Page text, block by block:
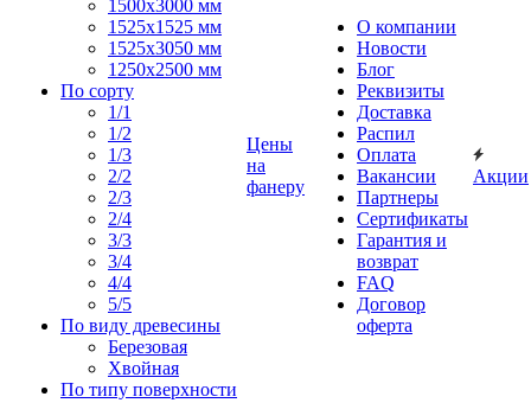
1500х3000 мм
1525x1525 мм
1525х3050 мм
1250х2500 мм
По сорту
1/1
1/2
1/3
2/2
2/3
2/4
3/3
3/4
4/4
5/5
По виду древесины
Березовая
Хвойная
По типу поверхности
Цены
на
фанеру
О компании
Новости
Блог
Реквизиты
Доставка
Распил
Оплата
Вакансии
Партнеры
Сертификаты
Гарантия и
возврат
FAQ
Договор
оферта
Акции